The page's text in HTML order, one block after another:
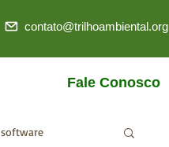
contato@trilhoambiental.org
Fale Conosco
software